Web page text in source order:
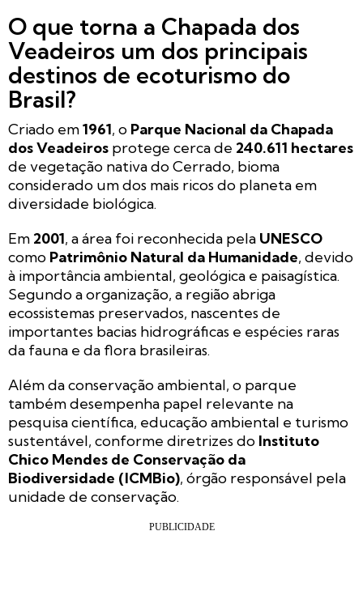
O que torna a Chapada dos
Veadeiros um dos principais
destinos de ecoturismo do
Brasil?
Criado em1961, o Parque Nacional da Chapada
dos Veadeiros protege cerca de 240.611 hectares
de vegetação nativa do Cerrado, bioma
considerado um dos mais ricos do planeta em
diversidade biológica.
Em 2001, a área foi reconhecida pela UNESCO
como Patrimônio Natural da Humanidade, devido
à importância ambiental, geológica e paisagística.
Segundo a organização, a região abriga
ecossistemas preservados, nascentes de
importantes bacias hidrográficas e espécies raras
da fauna e da flora brasileiras.
Além da conservação ambiental, o parque
também desempenha papel relevante na
pesquisa científica, educação ambiental e turismo
sustentável, conforme diretrizes do Instituto
Chico Mendes de Conservação da
Biodiversidade (ICMBio), órgão responsável pela
unidade de conservação.